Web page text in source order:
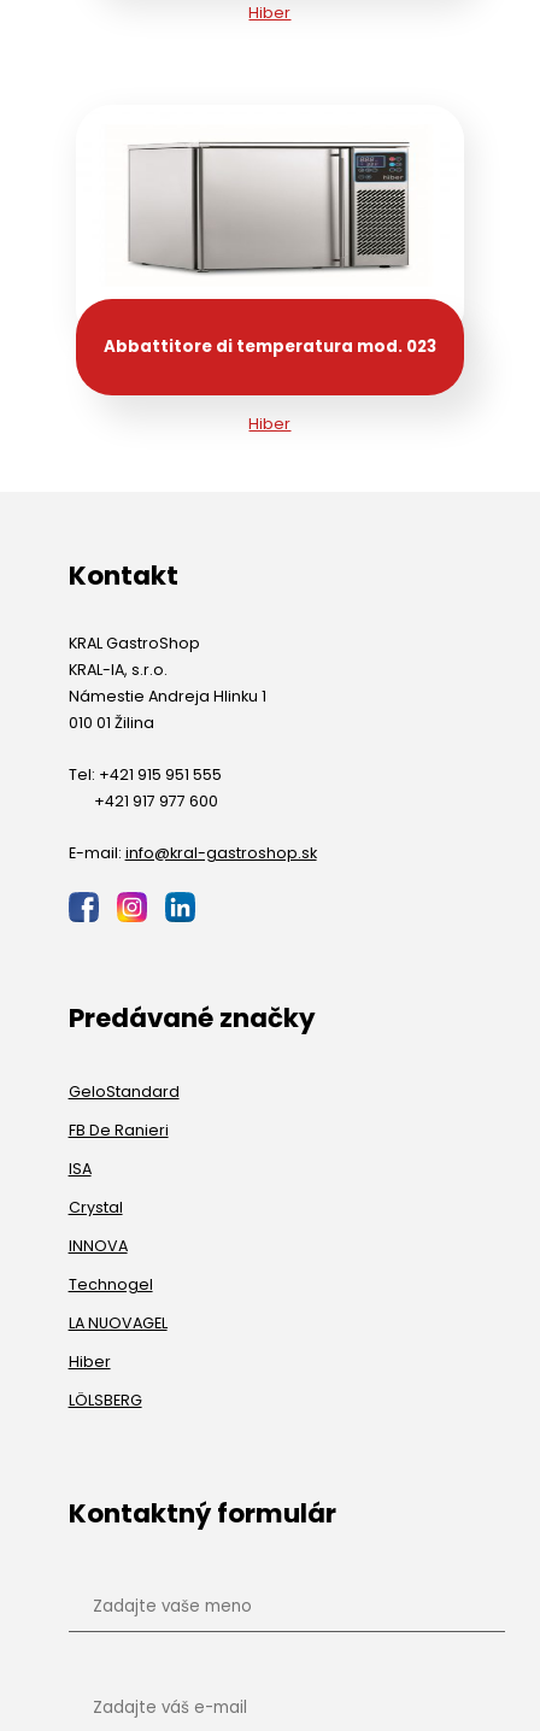
Hiber
Abbattitore di temperatura mod. 023
Hiber
Kontakt
KRAL GastroShop
KRAL-IA, s.r.o.
Námestie Andreja Hlinku 1
010 01 Žilina
Tel: +421 915 951 555
+421 917 977 600
E-mail: info@kral-gastroshop.sk
Predávané značky
GeloStandard
FB De Ranieri
ISA
Crystal
INNOVA
Technogel
LA NUOVAGEL
Hiber
LÖLSBERG
Kontaktný formulár